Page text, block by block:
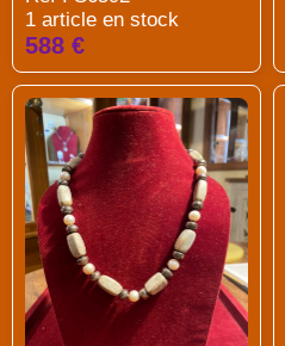
1 article en stock
588 €